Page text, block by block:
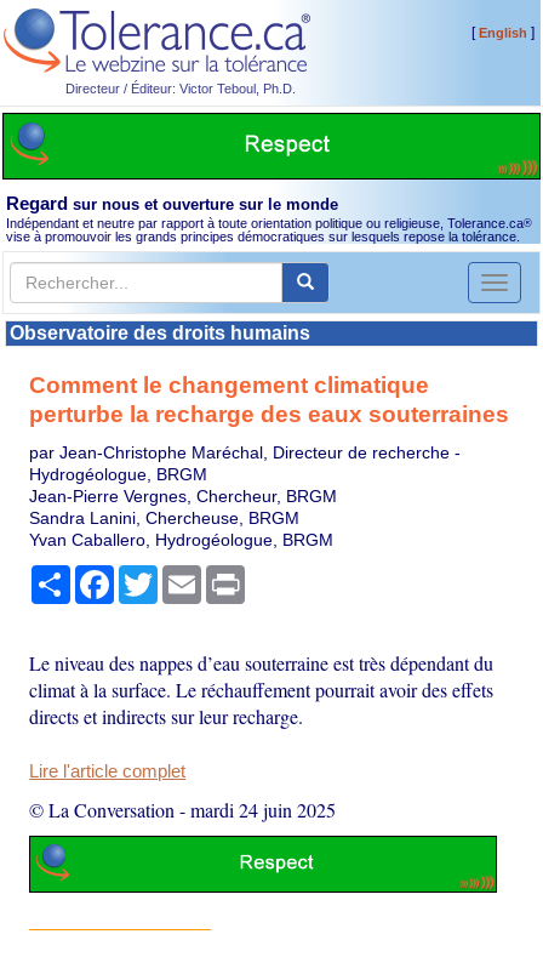
Directeur / Éditeur: Victor Teboul, Ph.D.
[English ]
Regard sur nous et ouverture sur le monde
Indépendant et neutre par rapport à toute orientation politique ou religieuse, Tolerance.ca®
vise à promouvoir les grands principes démocratiques sur lesquels repose la tolérance.
Toggle
Observatoire des droits humains
Comment le changement climatique
perturbe la recharge des eaux souterraines
par Jean-Christophe Maréchal, Directeur de recherche -
Hydrogéologue, BRGM
Jean-Pierre Vergnes, Chercheur, BRGM
Sandra Lanini, Chercheuse, BRGM
Yvan Caballero, Hydrogéologue, BRGM
PartagerFacebook
TwitterEmail
Le niveau des nappes d’eau souterraine est très dépendant du
climat à la surface. Le réchauffement pourrait avoir des effets
directs et indirects sur leur recharge.
Lire l'article complet
© La Conversation -mardi 24 juin 2025